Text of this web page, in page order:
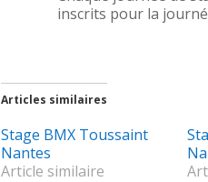
inscrits pour la
Articles similaires
Stage BMX Toussaint
Nantes
Article similaire